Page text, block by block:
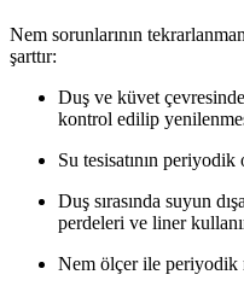
Nem sorunlarının
şarttır:
Duş ve küvet
kontrol edilip
Su tesisatının
Duş sırasında suyun
perdeleri ve liner
Nem ölçer ile periyodik